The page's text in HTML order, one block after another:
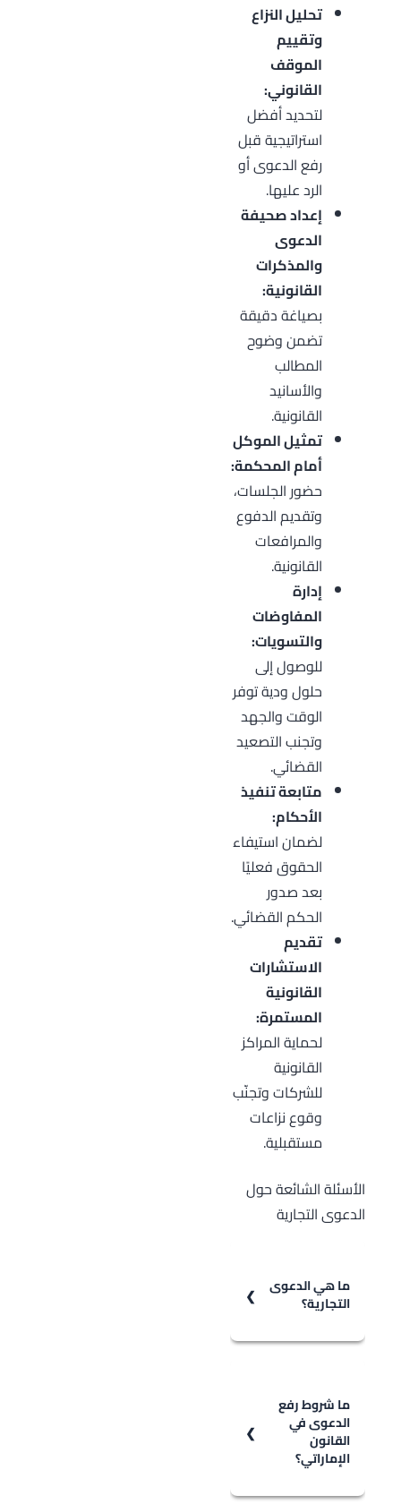
تحليل النزاع
وتقييم
الموقف
القانوني:
لتحديد أفضل
استراتيجية قبل
رفع الدعوى أو
الرد عليها.
إعداد صحيفة
الدعوى
والمذكرات
القانونية:
بصياغة دقيقة
تضمن وضوح
المطالب
والأسانيد
القانونية.
تمثيل الموكل
أمام المحكمة:
حضور الجلسات،
وتقديم الدفوع
والمرافعات
القانونية.
إدارة
المفاوضات
والتسويات:
للوصول إلى
حلول ودية توفر
الوقت والجهد
وتجنب التصعيد
القضائي.
متابعة تنفيذ
الأحكام:
لضمان استيفاء
الحقوق فعليًا
بعد صدور
الحكم القضائي.
تقديم
الاستشارات
القانونية
المستمرة:
لحماية المراكز
القانونية
للشركات وتجنّب
وقوع نزاعات
مستقبلية.
الأسئلة الشائعة حول
الدعوى التجارية
ما هي الدعوى
التجارية؟
الدعوى التجارية
قانونية تُرفع أمام
المحكمة
المختصة لحل نزاع
ينشأ عن معاملة
ما شروط رفع
الدعوى في
القانون
الإماراتي؟